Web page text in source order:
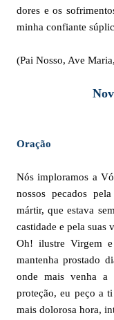
dores e os
minha confiante
(Pai Nosso, Ave
Oração
Nós imploramos a
nossos pecados
mártir, que estava
castidade e pela suas
Oh! ilustre Virgem
mantenha prostado
onde mais venha a
proteção, eu peço a
mais dolorosa hora,